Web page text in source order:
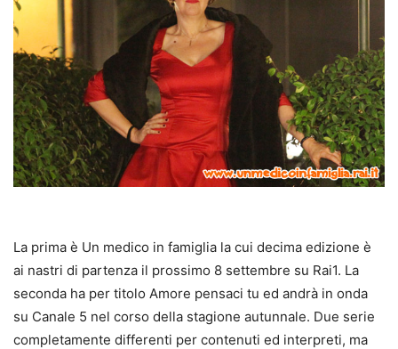
La prima è Un medico in famiglia la cui decima edizione è
ai nastri di partenza il prossimo 8 settembre su Rai1. La
seconda ha per titolo Amore pensaci tu ed andrà in onda
su Canale 5 nel corso della stagione autunnale. Due serie
completamente differenti per contenuti ed interpreti, ma